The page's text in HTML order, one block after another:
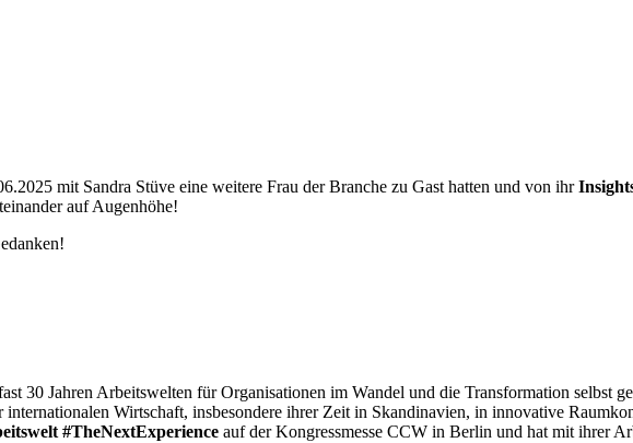
mit Sandra Stüve eine weitere Frau der Branche zu Gast hatten und von ihr
auf Augenhöhe!
30 Jahren Arbeitswelten für Organisationen im Wandel und die Transformation selbst
Wirtschaft, insbesondere ihrer Zeit in Skandinavien, in innovative
#TheNextExperience auf der Kongressmesse CCW in Berlin und hat mit ihrer